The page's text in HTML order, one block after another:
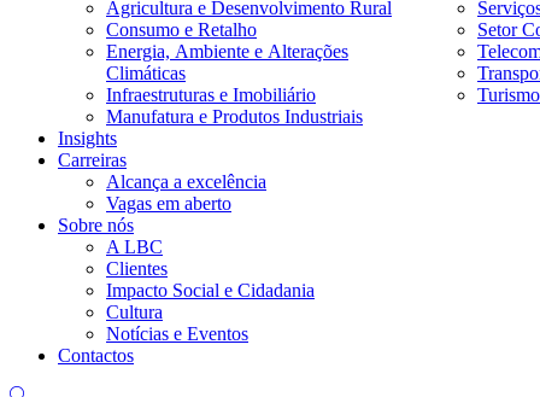
Agricultura e Desenvolvimento Rural
Consumo e Retalho
Energia, Ambiente e Alterações
Climáticas
Infraestruturas e Imobiliário
Manufatura e Produtos Industriais
Setor
Insights
Carreiras
Alcança a excelência
Vagas em aberto
Sobre nós
A LBC
Clientes
Impacto Social e Cidadania
Cultura
Notícias e Eventos
Contactos